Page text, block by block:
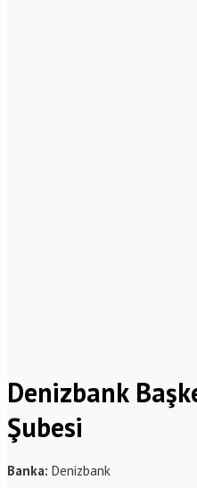
Denizbank
Şubesi
Banka: Denizbank